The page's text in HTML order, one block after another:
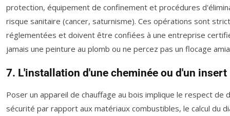
protection, équipement de confinement et procédures
risque sanitaire (cancer, saturnisme). Ces opérations sont
réglementées et doivent être confiées à une entreprise
jamais une peinture au plomb ou ne percez pas un flocage
7. L'installation d'une cheminée ou d'un insert
Poser un appareil de chauffage au bois implique le respect de
sécurité par rapport aux matériaux combustibles, le calcul du